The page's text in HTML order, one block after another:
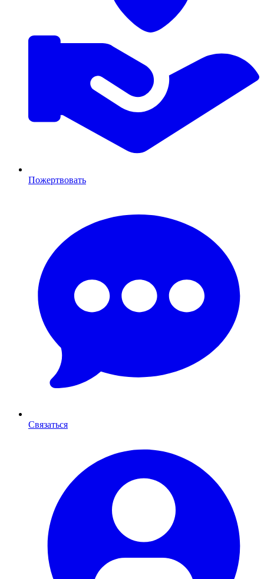
Пожертвовать
Связаться